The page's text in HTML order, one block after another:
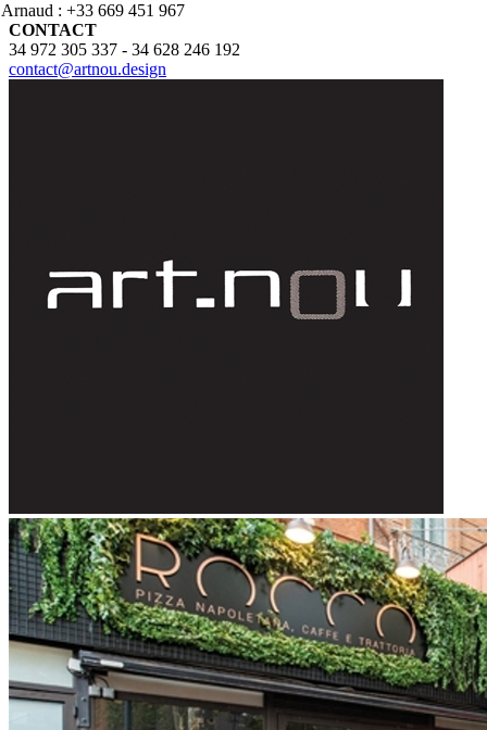
: +33 669 451 967
CONTACT
34 972 305 337 - 34 628 246 192
contact@artnou.design